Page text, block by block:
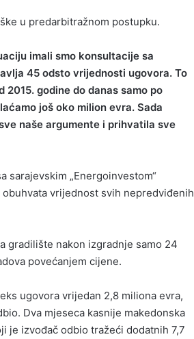
u predarbitražnom postupku.
imali smo konsultacije sa
45 odsto vrijednosti ugovora. To
godine do danas samo po
još oko milion evra. Sada
naše argumente i prihvatila sve
sarajevskim „Energoinvestom“
obuhvata vrijednost svih nepredviđenih
gradilište nakon izgradnje samo 24
povećanjem cijene.
ugovora vrijedan 2,8 miliona evra,
Dva mjeseca kasnije makedonska
je izvođač odbio tražeći dodatnih 7,7